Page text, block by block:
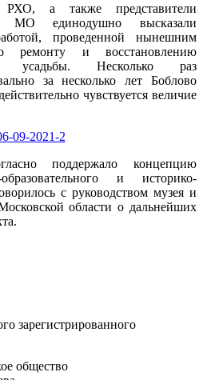
а также представители
МО единодушно высказали
проведенной нынешним
ремонту и восстановлению
усадьбы. Несколько раз
за несколько лет Боблово
чувствуется величие
поддержало концепцию
и историко-
с руководством музея и
области о дальнейших
зарегистрированного
общество